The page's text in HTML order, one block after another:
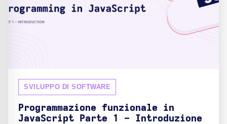
SVILUPPO DI SOFTWARE
Programmazione funzionale in
JavaScript Parte 1 - Introduzione